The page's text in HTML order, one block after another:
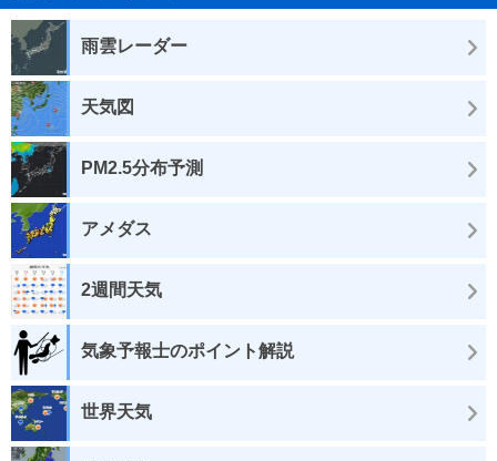
雨雲レーダー
天気図
PM2.5分布予測
アメダス
2週間天気
気象予報士のポイント解説
世界天気